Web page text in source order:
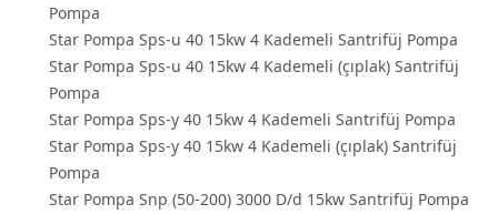
Pompa
Star Pompa Sps-u 40 15kw 4 Kademeli Santrifüj Pompa
Star Pompa Sps-u 40 15kw 4 Kademeli (çıplak) Santrifüj
Pompa
Star Pompa Sps-y 40 15kw 4 Kademeli Santrifüj Pompa
Star Pompa Sps-y 40 15kw 4 Kademeli (çıplak) Santrifüj
Pompa
Star Pompa Snp (50-200) 3000 D/d 15kw Santrifüj Pompa